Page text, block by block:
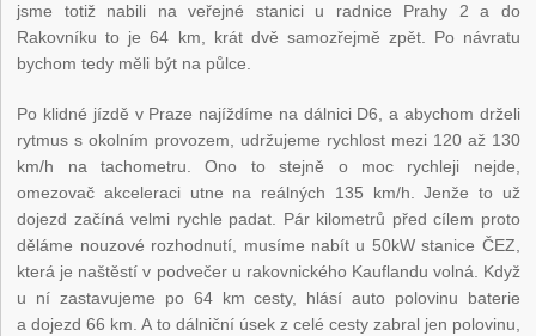
jsme totiž nabili na veřejné stanici u radnice Prahy 2 a do
Rakovníku to je 64 km, krát dvě samozřejmě zpět. Po návratu
bychom tedy měli být na půlce.
Po klidné jízdě v Praze najíždíme na dálnici D6, a abychom drželi
rytmus s okolním provozem, udržujeme rychlost mezi 120 až 130
km/h na tachometru. Ono to stejně o moc rychleji nejde,
omezovač akceleraci utne na reálných 135 km/h. Jenže to už
dojezd začíná velmi rychle padat. Pár kilometrů před cílem proto
děláme nouzové rozhodnutí, musíme nabít u 50kW stanice ČEZ,
která je naštěstí v podvečer u rakovnického Kauflandu volná. Když
u ní zastavujeme po 64 km cesty, hlásí auto polovinu baterie
a dojezd 66 km. A to dálniční úsek z celé cesty zabral jen polovinu,